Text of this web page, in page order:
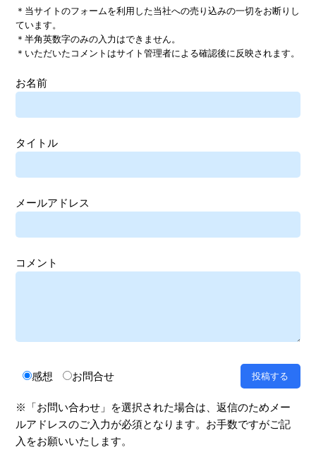
＊当サイトのフォームを利用した当社への売り込みの一切をお断りし
ています。
＊半角英数字のみの入力はできません。
＊いただいたコメントはサイト管理者による確認後に反映されます。
お名前
タイトル
メールアドレス
コメント
感想 お問合せ
※「お問い合わせ」を選択された場合は、返信のためメー
ルアドレスのご入力が必須となります。お手数ですがご記
入をお願いいたします。